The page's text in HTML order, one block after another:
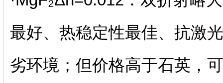
最好、热稳定性最佳、抗激
劣环境；但价格高于石英，